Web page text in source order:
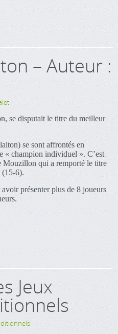
– Auteur :
se disputait le titre du meilleur
se sont affrontés en
« champion individuel ». C’est
Mouzillon qui a remporté le titre
(15-6).
présenter plus de 8 joueurs
Jeux